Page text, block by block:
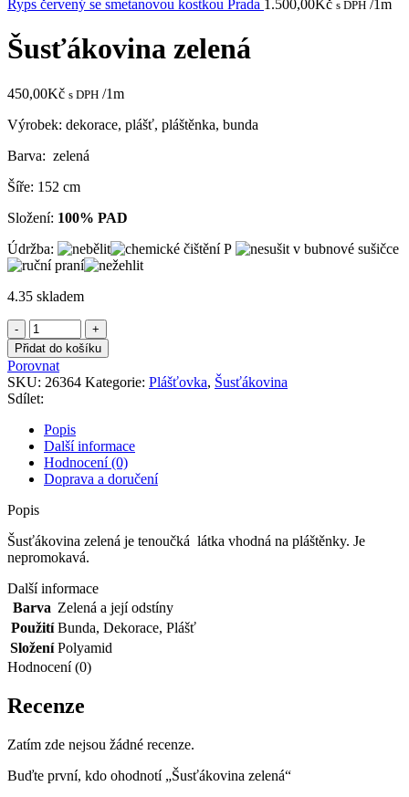
Ryps červený se smetanovou kostkou Prada 1.500,00Kč s DPH /1m
Šusťákovina zelená
450,00Kč s DPH /1m
Výrobek: dekorace, plášť, pláštěnka, bunda
Barva: zelená
Šíře: 152 cm
Složení: 100% PAD
Údržba:
4.35 skladem
Šusťákovina
zelená
množství
Přidat do košíku
Porovnat
SKU: 26364 Kategorie: Plášťovka, Šusťákovina
Sdílet:
Popis
Další informace
Hodnocení (0)
Doprava a doručení
Popis
Šusťákovina zelená je tenoučká látka vhodná na pláštěnky. Je
nepromokavá.
Další informace
Barva Zelená a její odstíny
Použití Bunda, Dekorace, Plášť
Složení Polyamid
Hodnocení (0)
Recenze
Zatím zde nejsou žádné recenze.
Buďte první, kdo ohodnotí „Šusťákovina zelená“